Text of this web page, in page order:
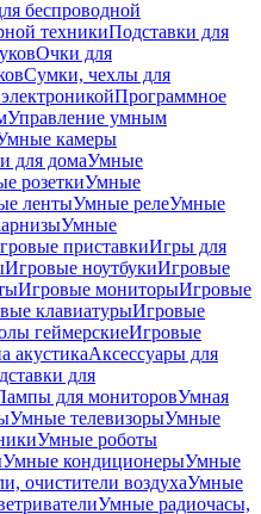
беспроводной
техникиПодставки для
Очки для
Сумки, чехлы для
Программное
Управление умным
камеры
для домаУмные
розеткиУмные
лентыУмные релеУмные
Умные
приставкиИгры для
Игровые ноутбукиИгровые
Игровые мониторыИгровые
клавиатурыИгровые
геймерскиеИгровые
акустикаАксессуары для
для
для мониторовУмная
Умные телевизорыУмные
Умные роботы
Умные кондиционерыУмные
очистители воздухаУмные
Умные радиочасы,